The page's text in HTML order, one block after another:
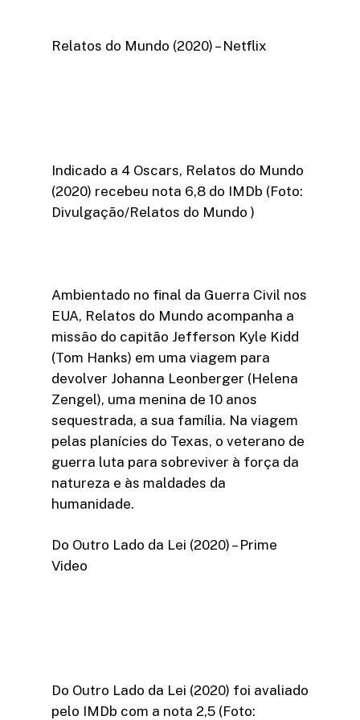
Relatos do Mundo (2020) – Netflix
Indicado a 4 Oscars, Relatos do Mundo
(2020) recebeu nota 6,8 do IMDb (Foto:
Divulgação/Relatos do Mundo )
Ambientado no final da Guerra Civil nos
EUA, Relatos do Mundo acompanha a
missão do capitão Jefferson Kyle Kidd
(Tom Hanks) em uma viagem para
devolver Johanna Leonberger (Helena
Zengel), uma menina de 10 anos
sequestrada, a sua família. Na viagem
pelas planícies do Texas, o veterano de
guerra luta para sobreviver à força da
natureza e às maldades da
humanidade.
Do Outro Lado da Lei (2020) – Prime
Video
Do Outro Lado da Lei (2020) foi avaliado
pelo IMDb com a nota 2,5 (Foto: